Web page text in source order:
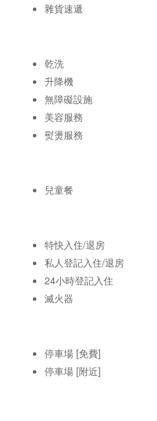
雜貨速遞
乾洗
升降機
無障礙設施
美容服務
熨燙服務
兒童餐
特快入住/退房
私人登記入住/退房
24小時登記入住
滅火器
停車場 [免費]
停車場 [附近]